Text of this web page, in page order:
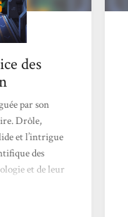
des
par son
Drôle,
et l’intrigue
des
et de leur